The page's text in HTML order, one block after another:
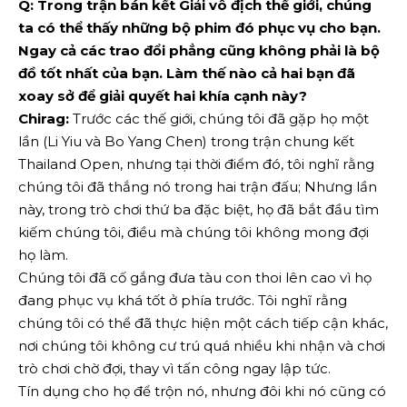
Q: Trong trận bán kết Giải vô địch thế giới, chúng
ta có thể thấy những bộ phim đó phục vụ cho bạn.
Ngay cả các trao đổi phẳng cũng không phải là bộ
đồ tốt nhất của bạn. Làm thế nào cả hai bạn đã
xoay sở để giải quyết hai khía cạnh này?
Chirag: Trước các thế giới, chúng tôi đã gặp họ một
lần (Li Yiu và Bo Yang Chen) trong trận chung kết
Thailand Open, nhưng tại thời điểm đó, tôi nghĩ rằng
chúng tôi đã thắng nó trong hai trận đấu; Nhưng lần
này, trong trò chơi thứ ba đặc biệt, họ đã bắt đầu tìm
kiếm chúng tôi, điều mà chúng tôi không mong đợi
họ làm.
Chúng tôi đã cố gắng đưa tàu con thoi lên cao vì họ
đang phục vụ khá tốt ở phía trước. Tôi nghĩ rằng
chúng tôi có thể đã thực hiện một cách tiếp cận khác,
nơi chúng tôi không cư trú quá nhiều khi nhận và chơi
trò chơi chờ đợi, thay vì tấn công ngay lập tức.
Tín dụng cho họ để trộn nó, nhưng đôi khi nó cũng có